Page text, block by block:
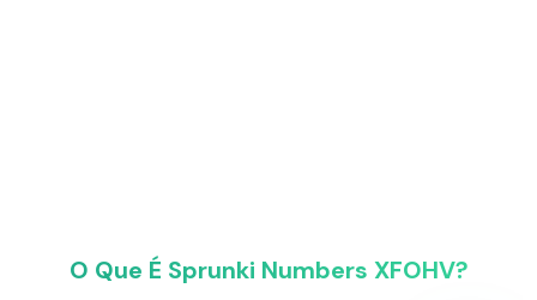
O Que É Sprunki Numbers XFOHV?